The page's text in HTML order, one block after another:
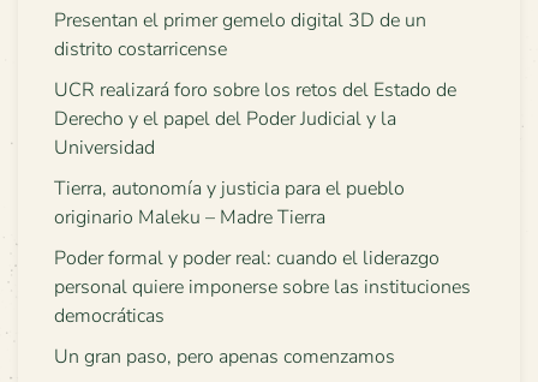
Presentan el primer gemelo digital 3D de un
distrito costarricense
UCR realizará foro sobre los retos del Estado de
Derecho y el papel del Poder Judicial y la
Universidad
Tierra, autonomía y justicia para el pueblo
originario Maleku – Madre Tierra
Poder formal y poder real: cuando el liderazgo
personal quiere imponerse sobre las instituciones
democráticas
Un gran paso, pero apenas comenzamos